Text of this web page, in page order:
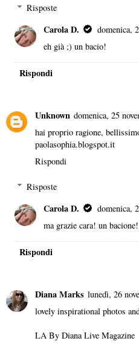
Risposte
Carola D.
domenica,
eh già ;) un bacio!
Rispondi
Unknown domenica, 25
hai proprio ragione,
paolasophia.blogspot.it
Rispondi
Risposte
Carola D.
domenica,
ma grazie cara! un bacione!
Rispondi
Diana Marks lunedì, 26
lovely inspirational photos
LA By Diana Live Magazine